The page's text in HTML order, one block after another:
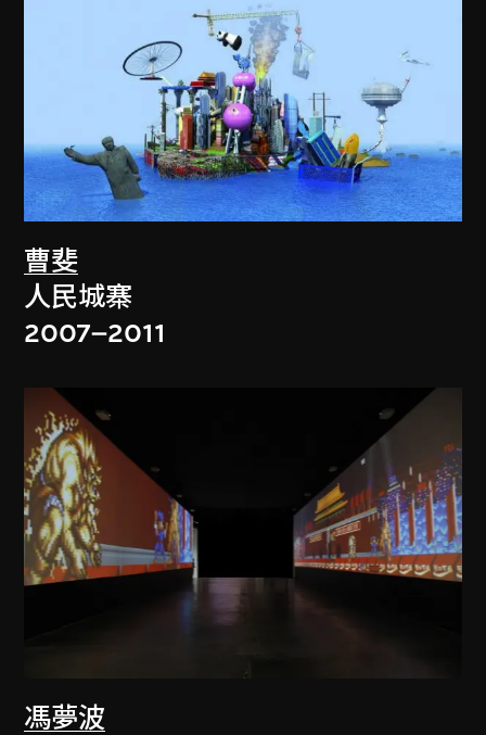
曹斐
人民城寨
2007–2011
馮夢波